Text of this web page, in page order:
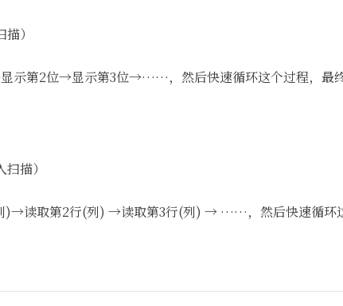
）
示第2位→显示第3位→……，然后快速循环这个过程，最
描）
)→读取第2行(列) →读取第3行(列) → ……，然后快速循环